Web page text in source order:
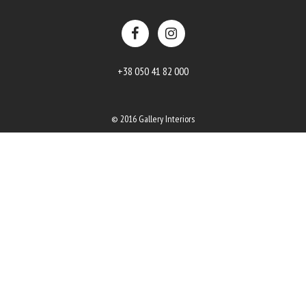
+38 050 41 82 000
© 2016 Gallery Interiors